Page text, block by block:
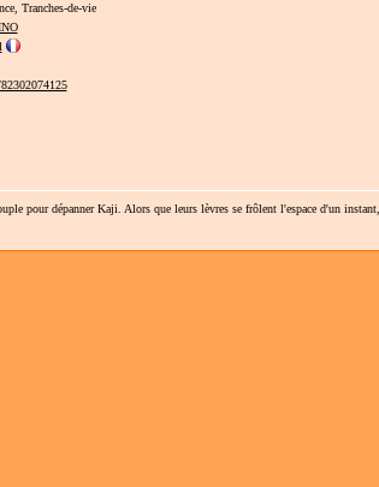
Tranches-de-vie
pour dépanner Kaji. Alors que leurs lèvres se frôlent l'espace d'un